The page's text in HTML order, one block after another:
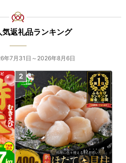
気返礼品ランキング
年7月31日～2026年8月6日